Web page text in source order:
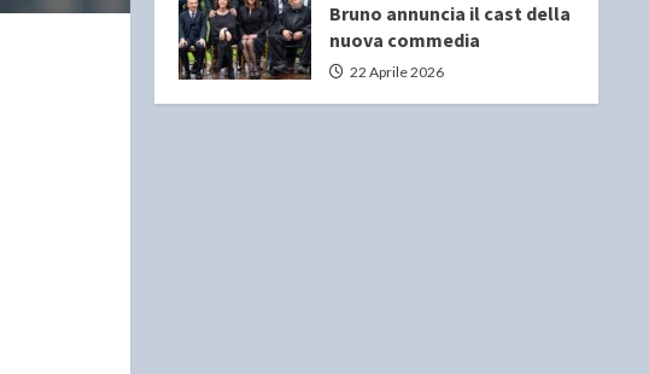
Bruno annuncia il cast della
nuova commedia
22 Aprile 2026